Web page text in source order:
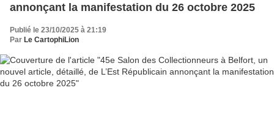
annonçant la manifestation du 26 octobre 2025
Publié le 23/10/2025 à 21:19
Par Le CartophiLion